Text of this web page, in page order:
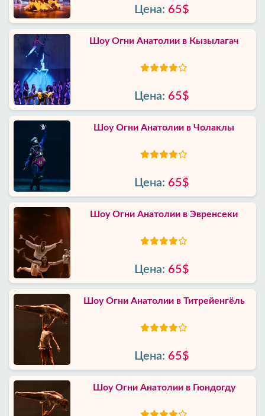
Цена: 65$
Шоу Огни Анатолии в Кызылагач
Цена: 65$
Шоу Огни Анатолии в Чолаклы
Цена: 65$
Шоу Огни Анатолии в Эвренсеки
Цена: 65$
Шоу Огни Анатолии в Титрейенгёль
Цена: 65$
Шоу Огни Анатолии в Гюндогду